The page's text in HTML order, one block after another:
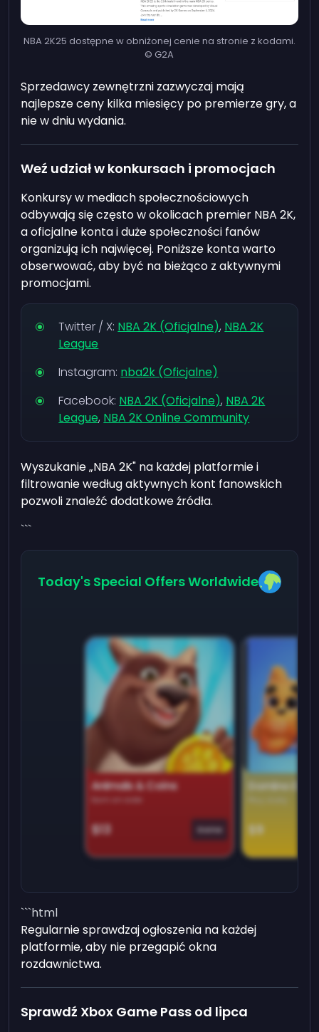
NBA 2K25 dostępne w obniżonej cenie na stronie z kodami.
© G2A
Sprzedawcy zewnętrzni zazwyczaj mają
najlepsze ceny kilka miesięcy po premierze gry, a
nie w dniu wydania.
Weź udział w konkursach i promocjach
Konkursy w mediach społecznościowych
odbywają się często w okolicach premier NBA 2K,
a oficjalne konta i duże społeczności fanów
organizują ich najwięcej. Poniższe konta warto
obserwować, aby być na bieżąco z aktywnymi
promocjami.
Twitter / X: NBA 2K (Oficjalne), NBA 2K
League
Instagram: nba2k (Oficjalne)
Facebook: NBA 2K (Oficjalne), NBA 2K
League, NBA 2K Online Community
Wyszukanie „NBA 2K" na każdej platformie i
filtrowanie według aktywnych kont fanowskich
pozwoli znaleźć dodatkowe źródła.
```
Today's Special Offers Worldwide
Animals & Coins
$13 Game
Domino
$9
```html
Regularnie sprawdzaj ogłoszenia na każdej
platformie, aby nie przegapić okna
rozdawnictwa.
Sprawdź Xbox Game Pass od lipca